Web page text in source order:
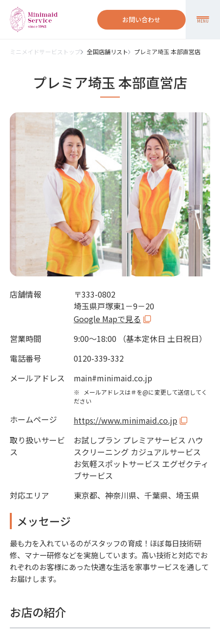
お問い合わせ MENU
ミニメイドサービストップ 全国店舗リスト プレミア埼玉 本部直営店
プレミア埼玉 本部直営店
店舗情報
〒333-0802
埼玉県戸塚東1－9－20
Google Mapで見る
営業時間
9:00～18:00 （基本定休日 土日祝日）
電話番号
0120-339-332
メールアドレス
main#minimaid.co.jp
※
メールアドレスは＃を@に変更して送信してく
ださい
ホームページ
https://www.minimaid.co.jp
取り扱いサービ
ス
お試しプラン プレミアサービス ハウ
スクリーニング カジュアルサービス
お気軽スポットサービス エグゼクティ
ブサービス
対応エリア
東京都、神奈川県、千葉県、埼玉県
メッセージ
最も力を入れているのがスタッフの育成！ほぼ毎日技術研
修、マナー研修などを実施しています。高い技術と対応でお
れぞれのお客様にあった快適な生活を家事サービスを通して
お届けします。
お店の紹介